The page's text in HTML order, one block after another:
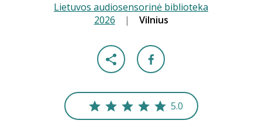
Lietuvos audiosensorinė biblioteka
2026 | Vilnius
5.0